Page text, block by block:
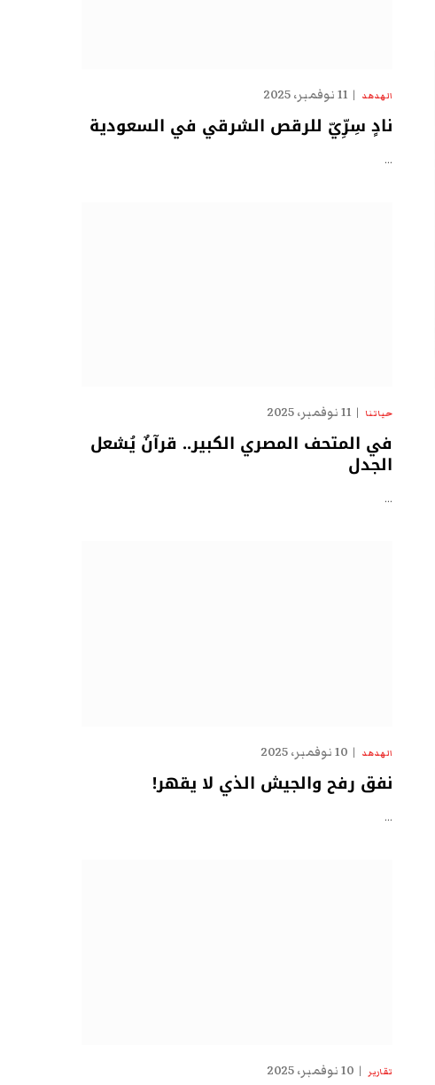
الهدهد 11 نوفمبر، 2025
نادٍ سِرِّيّ للرقص الشرقي في السعودية
…
حياتنا 11 نوفمبر، 2025
في المتحف المصري الكبير.. قرآنٌ يُشعل
الجدل
…
الهدهد 10 نوفمبر، 2025
نفق رفح والجيش الذي لا يقهر!
…
تقارير 10 نوفمبر، 2025